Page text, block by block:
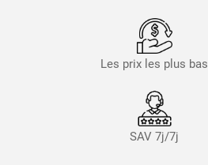
Les prix les plus bas
SAV 7j/7j